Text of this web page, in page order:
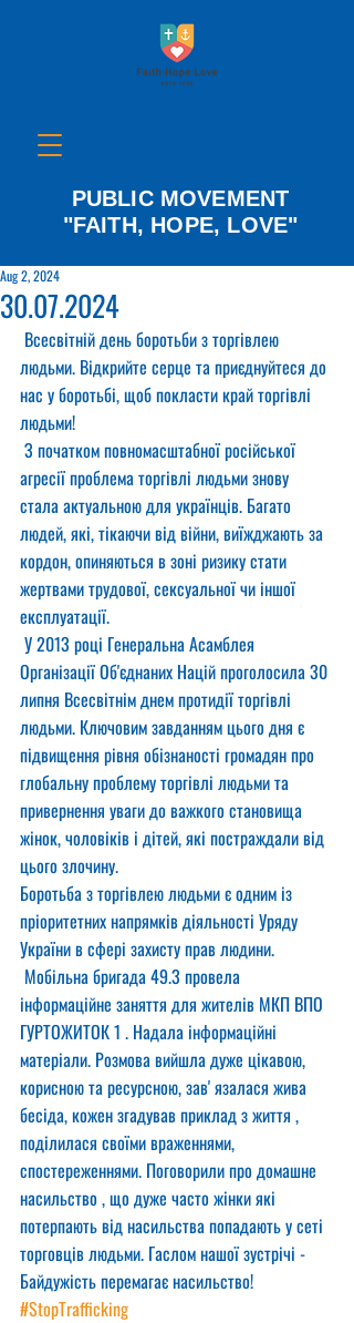
PUBLIC MOVEMENT
"FAITH, HOPE, LOVE"
30.07.2024
Aug 2, 2024
Всесвітній день боротьби з торгівлею
людьми. Відкрийте серце та приєднуйтеся до
нас у боротьбі, щоб покласти край торгівлі
людьми!
З початком повномасштабної російської
агресії проблема торгівлі людьми знову
стала актуальною для українців. Багато
людей, які, тікаючи від війни, виїжджають за
кордон, опиняються в зоні ризику стати
жертвами трудової, сексуальної чи іншої
експлуатації.
У 2013 році Генеральна Асамблея
Організації Об'єднаних Націй проголосила 30
липня Всесвітнім днем протидії торгівлі
людьми. Ключовим завданням цього дня є
підвищення рівня обізнаності громадян про
глобальну проблему торгівлі людьми та
привернення уваги до важкого становища
жінок, чоловіків і дітей, які постраждали від
цього злочину.
Боротьба з торгівлею людьми є одним із
пріоритетних напрямків діяльності Уряду
України в сфері захисту прав людини.
Мобільна бригада 49.3 провела
інформаційне заняття для жителів МКП ВПО
ГУРТОЖИТОК 1 . Надала інформаційні
матеріали. Розмова вийшла дуже цікавою,
корисною та ресурсною, завʼязалася жива
бесіда, кожен згадував приклад з життя ,
поділилася своїми враженнями,
спостереженнями. Поговорили про домашне
насильство , що дуже часто жінки які
потерпають від насильства попадають у сеті
торговців людьми. Гаслом нашої зустрічі -
Байдужість перемагає насильство!
#StopTrafficking